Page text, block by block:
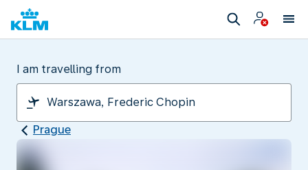
I am travelling from
Prague